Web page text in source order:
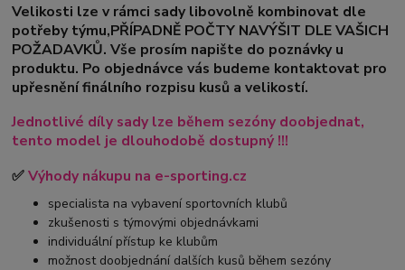
Velikosti lze v rámci sady libovolně kombinovat dle
potřeby týmu,PŘÍPADNĚ POČTY NAVÝŠIT DLE VAŠICH
POŽADAVKŮ. Vše prosím napište do poznávky u
produktu. Po objednávce vás budeme kontaktovat pro
upřesnění finálního rozpisu kusů a velikostí.
Jednotlivé díly sady lze během sezóny doobjednat,
tento model je dlouhodobě dostupný !!!
✅Výhody nákupu na e-sporting.cz
specialista na vybavení sportovních klubů
zkušenosti s týmovými objednávkami
individuální přístup ke klubům
možnost doobjednání dalších kusů během sezóny